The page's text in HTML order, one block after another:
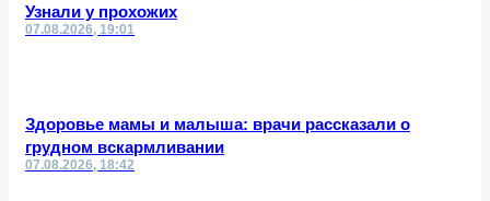
Узнали у прохожих
07.08.2026, 19:01
Здоровье мамы и малыша: врачи рассказали о
грудном вскармливании
07.08.2026, 18:42